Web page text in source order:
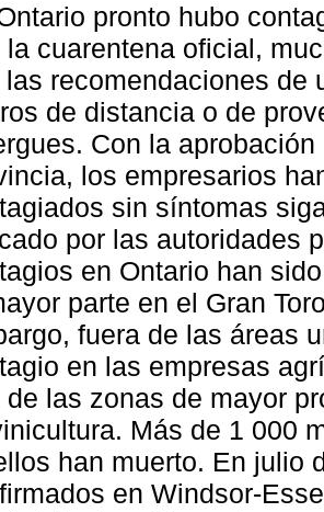
pronto hubo
la cuarentena oficial,
las recomendaciones de
de distancia o de
Con la
los empresarios
sin síntomas
por las autoridades
en Ontario han
parte en el Gran
fuera de las áreas
en las empresas
de las zonas de mayor
Más de 1 000
han muerto. En julio
en Windsor-